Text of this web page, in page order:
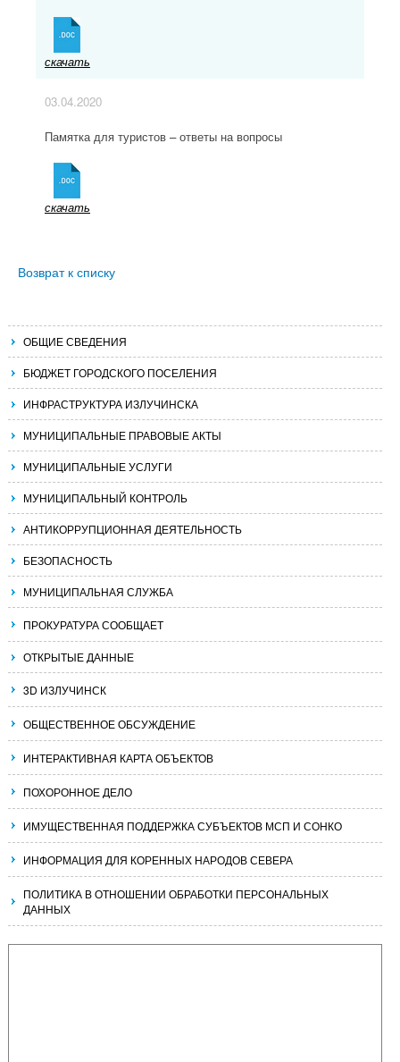
скачать
03.04.2020
Памятка для туристов – ответы на вопросы
скачать
Возврат к списку
ОБЩИЕ СВЕДЕНИЯ
БЮДЖЕТ ГОРОДСКОГО ПОСЕЛЕНИЯ
ИНФРАСТРУКТУРА ИЗЛУЧИНСКА
МУНИЦИПАЛЬНЫЕ ПРАВОВЫЕ АКТЫ
МУНИЦИПАЛЬНЫЕ УСЛУГИ
МУНИЦИПАЛЬНЫЙ КОНТРОЛЬ
АНТИКОРРУПЦИОННАЯ ДЕЯТЕЛЬНОСТЬ
БЕЗОПАСНОСТЬ
МУНИЦИПАЛЬНАЯ СЛУЖБА
ПРОКУРАТУРА СООБЩАЕТ
ОТКРЫТЫЕ ДАННЫЕ
3D ИЗЛУЧИНСК
ОБЩЕСТВЕННОЕ ОБСУЖДЕНИЕ
ИНТЕРАКТИВНАЯ КАРТА ОБЪЕКТОВ
ПОХОРОННОЕ ДЕЛО
ИМУЩЕСТВЕННАЯ ПОДДЕРЖКА СУБЪЕКТОВ МСП И СОНКО
ИНФОРМАЦИЯ ДЛЯ КОРЕННЫХ НАРОДОВ СЕВЕРА
ПОЛИТИКА В ОТНОШЕНИИ ОБРАБОТКИ ПЕРСОНАЛЬНЫХ
ДАННЫХ